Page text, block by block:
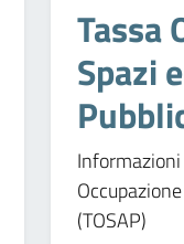
Tassa
Spazi
(TOSAP)